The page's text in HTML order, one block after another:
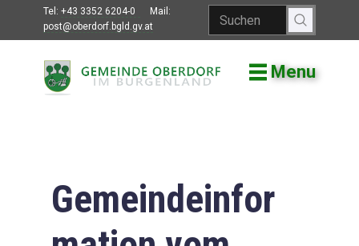
Tel: +43 3352 6204-0
Mail:
post@oberdorf.bgld.gv.at
Menu
Willkommen
Gemeindeamt
Gemeindeinfor